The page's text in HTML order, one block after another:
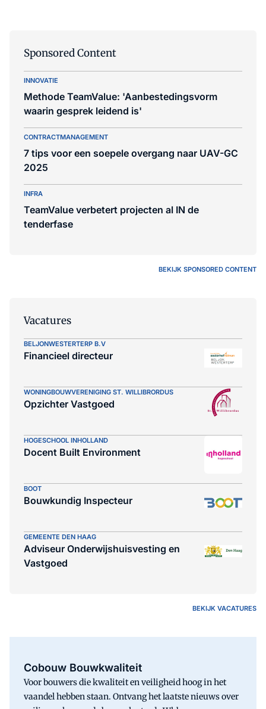
Sponsored Content
INNOVATIE
Methode TeamValue: 'Aanbestedingsvorm
waarin gesprek leidend is'
CONTRACTMANAGEMENT
7 tips voor een soepele overgang naar UAV-GC
2025
INFRA
TeamValue verbetert projecten al IN de
tenderfase
BEKIJK SPONSORED CONTENT
Vacatures
BELJONWESTERTERP B.V
Financieel directeur
WONINGBOUWVERENIGING ST. WILLIBRORDUS
Opzichter Vastgoed
HOGESCHOOL INHOLLAND
Docent Built Environment
BOOT
Bouwkundig Inspecteur
GEMEENTE DEN HAAG
Adviseur Onderwijshuisvesting en
Vastgoed
BEKIJK VACATURES
Cobouw Bouwkwaliteit
Voor bouwers die kwaliteit en veiligheid hoog in het
vaandel hebben staan. Ontvang het laatste nieuws over